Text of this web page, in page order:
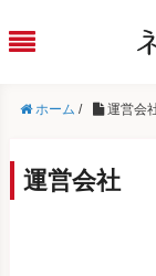
ホーム / 運営会
運営会社